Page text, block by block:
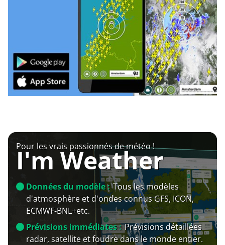
Pour les vrais passionnés de météo !
I'm Weather
Données du modèle : Tous les modèles
d'atmosphère et d'ondes connus GFS, ICON,
ECMWF-BNL+etc.
Prévisions immédiates : Prévisions détaillées
radar, satellite et foudre dans le monde entier.